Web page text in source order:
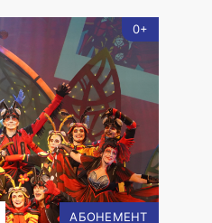
0+
АБОНЕМЕНТ